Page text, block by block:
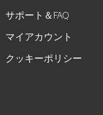
サポート＆FAQ
マイアカウント
クッキーポリシー